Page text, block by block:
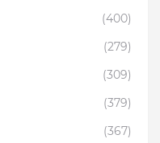
(400)
(279)
(309)
(379)
(367)